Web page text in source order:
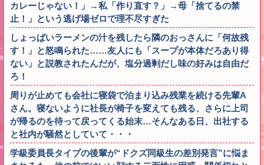
カレーじゃない！」→私「作り直す？」→母「捨てるの禁
止！」という逃げ場ゼロで理不尽すぎた
しょっぱいラーメンの汁を残したら隣のおっさんに「何故残
す！」と怒鳴られた……友人にも「スープが本体だろあり得
ない」と説教されたんだが、塩分過剰だし味の好みは自由だ
ろ！
周りが止めても会社に寝袋で泊まり込み残業を続ける先輩A
さん。寝ないように社長が椅子を変えても残る、さらに上司
が帰るのを待って戻ってくる始末…そんなある日、出社する
と社内が騒然としていて・・・
学級委員長タイプの後輩が“ドクズ同級生の差別発言”に悩ま